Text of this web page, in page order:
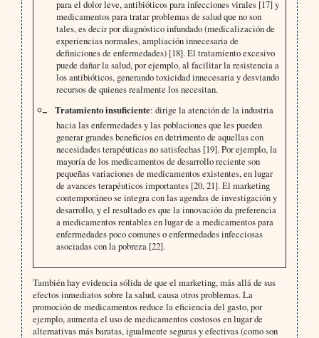
para el dolor leve, antibióticos para infecciones virales [17] y
medicamentos para tratar problemas de salud que no son
tales, es decir por diagnóstico infundado (medicalización de
experiencias normales, ampliación innecesaria de
definiciones de enfermedades) [18]. El tratamiento excesivo
puede dañar la salud, por ejemplo, al facilitar la resistencia a
los antibióticos, generando toxicidad innecesaria y desviando
recursos de quienes realmente los necesitan.
Tratamiento insuficiente: dirige la atención de la industria
hacia las enfermedades y las poblaciones que les pueden
generar grandes beneficios en detrimento de aquellas con
necesidades terapéuticas no satisfechas [19]. Por ejemplo, la
mayoría de los medicamentos de desarrollo reciente son
pequeñas variaciones de medicamentos existentes, en lugar
de avances terapéuticos importantes [20, 21]. El marketing
contemporáneo se integra con las agendas de investigación y
desarrollo, y el resultado es que la innovación da preferencia
a medicamentos rentables en lugar de a medicamentos para
enfermedades poco comunes o enfermedades infecciosas
asociadas con la pobreza [22].
También hay evidencia sólida de que el marketing, más allá de sus
efectos inmediatos sobre la salud, causa otros problemas. La
promoción de medicamentos reduce la eficiencia del gasto, por
ejemplo, aumenta el uso de medicamentos costosos en lugar de
alternativas más baratas, igualmente seguras y efectivas (como son